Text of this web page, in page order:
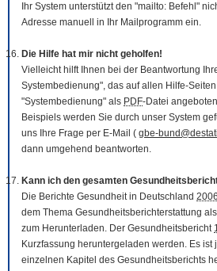
Ihr System unterstützt den "mailto: Befehl"
Adresse manuell in Ihr Mailprogramm ein.
Die Hilfe hat mir nicht geholfen!
Vielleicht hilft Ihnen bei der Beantwortung
Systembedienung", das auf allen Hilfe-
"Systembedienung" als PDF-Datei
Beispiels werden Sie durch unser System
uns Ihre Frage per E-Mail ( gbe-
dann umgehend beantworten.
Kann ich den gesamten
Die Berichte Gesundheit in Deutschland 2006
dem Thema Gesundheitsberichterstattung als
zum Herunterladen. Der Gesundheitsbericht
Kurzfassung heruntergeladen werden. Es ist
einzelnen Kapitel des Gesundheitsberichts